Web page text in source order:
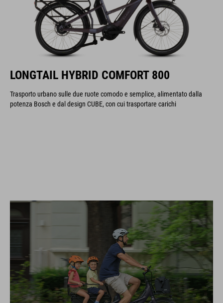
LONGTAIL HYBRID COMFORT 800
Trasporto urbano sulle due ruote comodo e semplice, alimentato dalla
potenza Bosch e dal design CUBE, con cui trasportare carichi